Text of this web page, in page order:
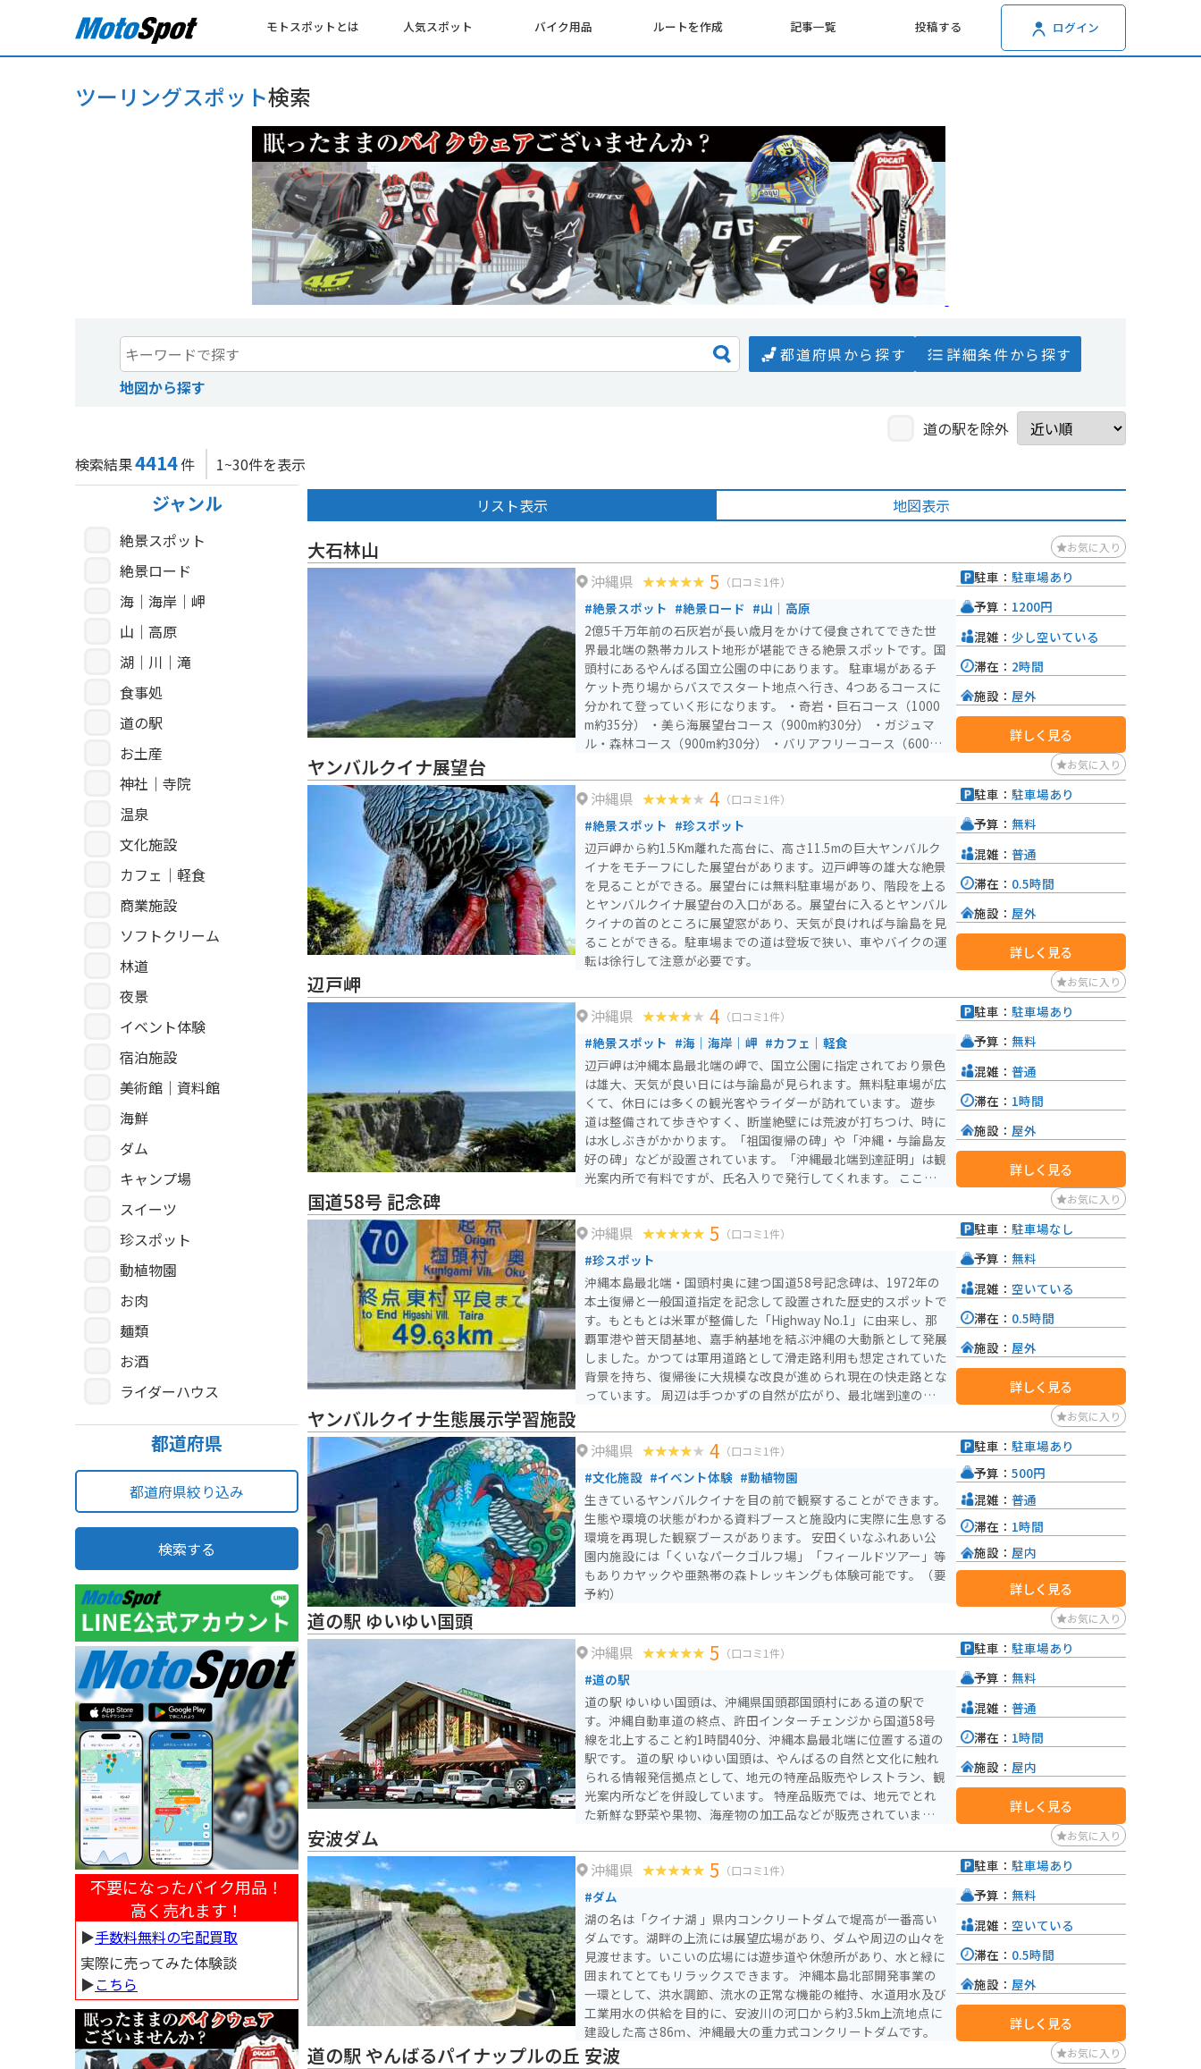
モトスポットとは 人気スポット バイク用品 ルートを作成 記事一覧 投稿する ログイン
ツーリングスポット検索
都道府県から探す
詳細条件から探す
地図から探す
道の駅を除外
検索結果4414件 1~30件を表示
ジャンル
絶景スポット
絶景ロード
海｜海岸｜岬
山｜高原
湖｜川｜滝
食事処
道の駅
お土産
神社｜寺院
温泉
文化施設
カフェ｜軽食
商業施設
ソフトクリーム
林道
夜景
イベント体験
宿泊施設
美術館｜資料館
海鮮
ダム
キャンプ場
スイーツ
珍スポット
動植物園
お肉
麺類
お酒
ライダーハウス
都道府県
都道府県絞り込み
検索する
不要になったバイク用品！
高く売れます！
▶︎手数料無料の宅配買取
実際に売ってみた体験談
▶︎こちら
リスト表示 地図表示
大石林山 お気に入り
沖縄県 5 （口コミ1件）
#絶景スポット #絶景ロード #山｜高原
2億5千万年前の石灰岩が長い歳月をかけて侵食されてできた世
界最北端の熱帯カルスト地形が堪能できる絶景スポットです。国
頭村にあるやんばる国立公園の中にあります。 駐車場があるチ
ケット売り場からバスでスタート地点へ行き、4つあるコースに
分かれて登っていく形になります。 ・奇岩・巨石コース（1000
m約35分） ・美ら海展望台コース（900m約30分） ・ガジュマ
ル・森林コース（900m約30分） ・バリアフリーコース（600m
ます。運が良ければ、特別天然記念物のヤンバルクイナに出会う
ことができます。 9:30〜16:30（17:30閉園）年中無休
駐車： 駐車場あり
予算： 1200円
混雑： 少し空いている
滞在： 2時間
施設： 屋外
詳しく見る
ヤンバルクイナ展望台 お気に入り
沖縄県 4 （口コミ1件）
#絶景スポット #珍スポット
辺戸岬から約1.5Km離れた高台に、高さ11.5mの巨大ヤンバルク
イナをモチーフにした展望台があります。辺戸岬等の雄大な絶景
を見ることができる。展望台には無料駐車場があり、階段を上る
とヤンバルクイナ展望台の入口がある。展望台に入るとヤンバル
クイナの首のところに展望窓があり、天気が良ければ与論島を見
ることができる。駐車場までの道は登坂で狭い、車やバイクの運
転は徐行して注意が必要です。
駐車： 駐車場あり
予算： 無料
混雑： 普通
滞在： 0.5時間
施設： 屋外
詳しく見る
辺戸岬 お気に入り
沖縄県 4 （口コミ1件）
#絶景スポット #海｜海岸｜岬 #カフェ｜軽食
辺戸岬は沖縄本島最北端の岬で、国立公園に指定されており景色
は雄大、天気が良い日には与論島が見られます。無料駐車場が広
くて、休日には多くの観光客やライダーが訪れています。 遊歩
道は整備されて歩きやすく、断崖絶壁には荒波が打ちつけ、時に
は水しぶきがかかります。「祖国復帰の碑」や「沖縄・与論島友
好の碑」などが設置されています。「沖縄最北端到達証明」は観
光案内所で有料ですが、氏名入りで発行してくれます。 ここに
い。
駐車： 駐車場あり
予算： 無料
混雑： 普通
滞在： 1時間
施設： 屋外
詳しく見る
国道58号 記念碑 お気に入り
沖縄県 5 （口コミ1件）
#珍スポット
沖縄本島最北端・国頭村奥に建つ国道58号記念碑は、1972年の
本土復帰と一般国道指定を記念して設置された歴史的スポットで
す。もともとは米軍が整備した「Highway No.1」に由来し、那
覇軍港や普天間基地、嘉手納基地を結ぶ沖縄の大動脈として発展
しました。かつては軍用道路として滑走路利用も想定されていた
背景を持ち、復帰後に大規模な改良が進められ現在の快走路とな
っています。 周辺は手つかずの自然が広がり、最北端到達の達
線やワインディングが続くため、景色を楽しみながら走れるのも
魅力です。
駐車： 駐車場なし
予算： 無料
混雑： 空いている
滞在： 0.5時間
施設： 屋外
詳しく見る
ヤンバルクイナ生態展示学習施設 お気に入り
沖縄県 4 （口コミ1件）
#文化施設 #イベント体験 #動植物園
生きているヤンバルクイナを目の前で観察することができます。
生態や環境の状態がわかる資料ブースと施設内に実際に生息する
環境を再現した観察ブースがあります。 安田くいなふれあい公
園内施設には「くいなパークゴルフ場」「フィールドツアー」等
もありカヤックや亜熱帯の森トレッキングも体験可能です。（要
予約）
駐車： 駐車場あり
予算： 500円
混雑： 普通
滞在： 1時間
施設： 屋内
詳しく見る
道の駅 ゆいゆい国頭 お気に入り
沖縄県 5 （口コミ1件）
#道の駅
道の駅 ゆいゆい国頭は、沖縄県国頭郡国頭村にある道の駅で
す。沖縄自動車道の終点、許田インターチェンジから国道58号
線を北上すること約1時間40分、沖縄本島最北端に位置する道の
駅です。 道の駅 ゆいゆい国頭は、やんばるの自然と文化に触れ
られる情報発信拠点として、地元の特産品販売やレストラン、観
光案内所などを併設しています。 特産品販売では、地元でとれ
た新鮮な野菜や果物、海産物の加工品などが販売されています。
ろん、地元の食材を使った創作料理も楽しめます。 また、道の
駅 ゆいゆい国頭は、バイクツーリングの休憩場所としても人気
があります。駐車場も広く、トイレも完備されているので、安心
して休憩することができます。 周辺には、沖縄海岸国定公園の
美しい海や山々が広がっており、観光スポットもたくさんありま
す。沖縄美ら海水族館や古宇利島など、人気観光スポットへのア
クセスも良好です。
駐車： 駐車場あり
予算： 無料
混雑： 普通
滞在： 1時間
施設： 屋内
詳しく見る
安波ダム お気に入り
沖縄県 5 （口コミ1件）
#ダム
湖の名は「クイナ湖 」県内コンクリートダムで堤高が一番高い
ダムです。湖畔の上流には展望広場があり、ダムや周辺の山々を
見渡せます。いこいの広場には遊歩道や休憩所があり、水と緑に
囲まれてとてもリラックスできます。 沖縄本島北部開発事業の
一環として、洪水調節、流水の正常な機能の維持、水道用水及び
工業用水の供給を目的に、安波川の河口から約3.5km上流地点に
建設した高さ86ｍ、沖縄最大の重力式コンクリートダムです。
駐車： 駐車場あり
予算： 無料
混雑： 空いている
滞在： 0.5時間
施設： 屋外
詳しく見る
道の駅 やんばるパイナップルの丘 安波 お気に入り